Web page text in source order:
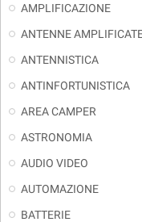
AMPLIFICAZIONE
ANTENNE
ANTENNISTICA
ANTINFORTUNISTICA
AREA CAMPER
ASTRONOMIA
AUDIO VIDEO
AUTOMAZIONE
BATTERIE